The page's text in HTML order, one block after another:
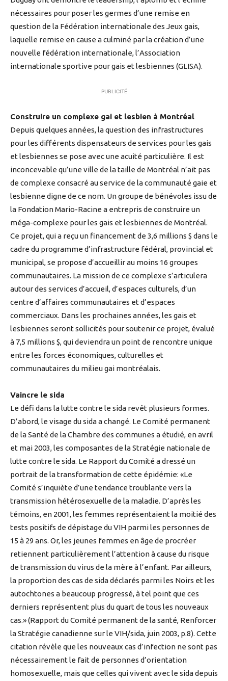
nécessaires pour poser les germes d’une remise en
question de la Fédération internationale des Jeux gais,
laquelle remise en cause a culminé par la création d’une
nouvelle fédération internationale, l’Association
internationale sportive pour gais et lesbiennes (GLISA).
PUBLICITÉ
Construire un complexe gai et lesbien à Montréal
Depuis quelques années, la question des infrastructures
pour les différents dispensateurs de services pour les gais
et lesbiennes se pose avec une acuité particulière. Il est
inconcevable qu’une ville de la taille de Montréal n’ait pas
de complexe consacré au service de la communauté gaie et
lesbienne digne de ce nom. Un groupe de bénévoles issu de
la Fondation Mario-Racine a entrepris de construire un
méga-complexe pour les gais et lesbiennes de Montréal.
Ce projet, qui a reçu un financement de 3,6 millions $ dans le
cadre du programme d’infrastructure fédéral, provincial et
municipal, se propose d’accueillir au moins 16 groupes
communautaires. La mission de ce complexe s’articulera
autour des services d’accueil, d’espaces culturels, d’un
centre d’affaires communautaires et d’espaces
commerciaux. Dans les prochaines années, les gais et
lesbiennes seront sollicités pour soutenir ce projet, évalué
à 7,5 millions $, qui deviendra un point de rencontre unique
entre les forces économiques, culturelles et
communautaires du milieu gai montréalais.
Vaincre le sida
Le défi dans la lutte contre le sida revêt plusieurs formes.
D’abord, le visage du sida a changé. Le Comité permanent
de la Santé de la Chambre des communes a étudié, en avril
et mai 2003, les composantes de la Stratégie nationale de
lutte contre le sida. Le Rapport du Comité a dressé un
portrait de la transformation de cette épidémie: «Le
Comité s’inquiète d’une tendance troublante vers la
transmission hétérosexuelle de la maladie. D’après les
témoins, en 2001, les femmes représentaient la moitié des
tests positifs de dépistage du VIH parmi les personnes de
15 à 29 ans. Or, les jeunes femmes en âge de procréer
retiennent particulièrement l’attention à cause du risque
de transmission du virus de la mère à l’enfant. Par ailleurs,
la proportion des cas de sida déclarés parmi les Noirs et les
autochtones a beaucoup progressé, à tel point que ces
derniers représentent plus du quart de tous les nouveaux
cas.» (Rapport du Comité permanent de la santé, Renforcer
la Stratégie canadienne sur le VIH/sida, juin 2003, p.8). Cette
citation révèle que les nouveaux cas d’infection ne sont pas
nécessairement le fait de personnes d’orientation
homosexuelle, mais que celles qui vivent avec le sida depuis